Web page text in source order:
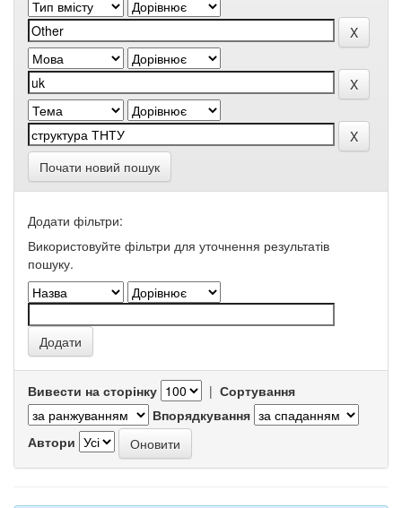
Почати новий пошук
Додати фільтри:
Використовуйте фільтри для уточнення результатів
пошуку.
Вивести на сторінку | Сортування
Впорядкування
Автори